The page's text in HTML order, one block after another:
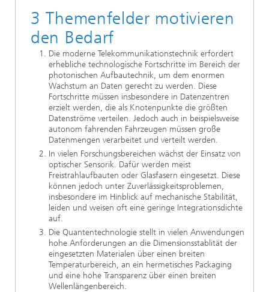
3 Themenfelder motivieren
den Bedarf
Die moderne Telekommunikationstechnik erfordert
erhebliche technologische Fortschritte im Bereich der
photonischen Aufbautechnik, um dem enormen
Wachstum an Daten gerecht zu werden. Diese
Fortschritte müssen insbesondere in Datenzentren
erzielt werden, die als Knotenpunkte die größten
Datenströme verteilen. Jedoch auch in beispielsweise
autonom fahrenden Fahrzeugen müssen große
Datenmengen verarbeitet und verteilt werden.
In vielen Forschungsbereichen wächst der Einsatz von
optischer Sensorik. Dafür werden meist
Freistrahlaufbauten oder Glasfasern eingesetzt. Diese
können jedoch unter Zuverlässigkeitsproblemen,
insbesondere im Hinblick auf mechanische Stabilität,
leiden und weisen oft eine geringe Integrationsdichte
auf.
Die Quantentechnologie stellt in vielen Anwendungen
hohe Anforderungen an die Dimensionsstablität der
eingesetzten Materialen über einen breiten
Temperaturbereich, an ein hermetisches Packaging
und eine hohe Transparenz über einen breiten
Wellenlängenbereich.